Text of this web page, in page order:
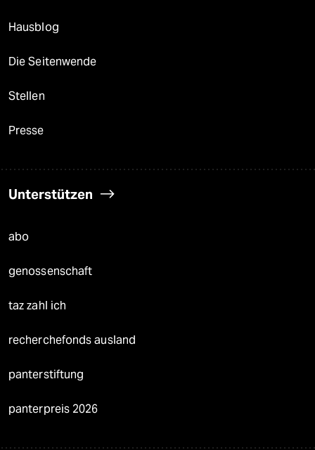
Hausblog
Die Seitenwende
Stellen
Presse
Unterstützen
abo
genossenschaft
taz zahl ich
recherchefonds ausland
panterstiftung
panterpreis 2026